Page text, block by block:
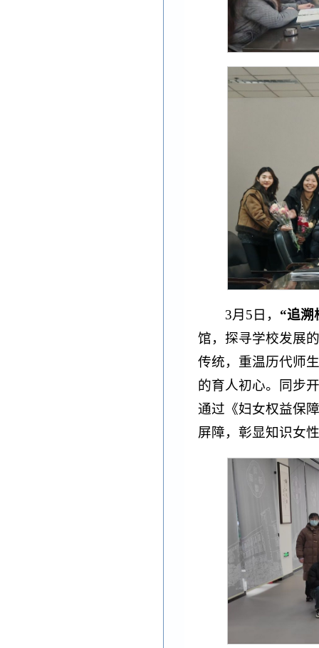
3月5日， “追溯
馆，探寻学校发展
传统，重温历代师
的育人初心。同步
通过《妇女权益保
屏障，彰显知识女